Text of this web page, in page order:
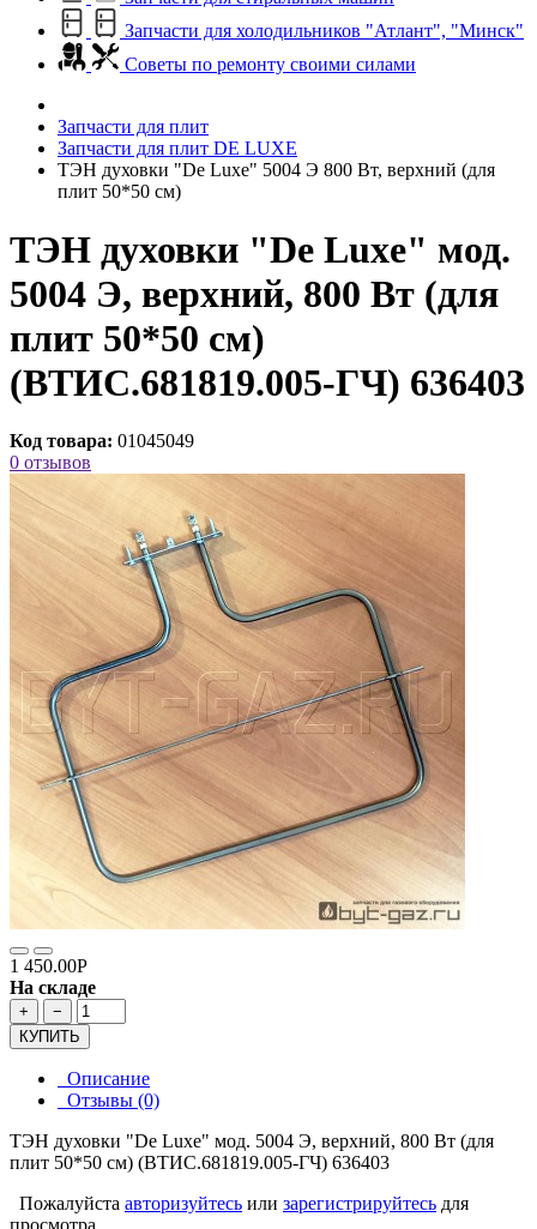
Запчасти для холодильников "Атлант", "Минск"
Советы по ремонту своими силами
Запчасти для плит
Запчасти для плит DE LUXE
ТЭН духовки "De Luxe" 5004 Э 800 Вт, верхний (для
плит 50*50 см)
ТЭН духовки "De Luxe" мод.
5004 Э, верхний, 800 Вт (для
плит 50*50 см)
(ВТИС.681819.005-ГЧ) 636403
Код товара: 01045049
0 отзывов
1 450.00Р
На складе
+
−
КУПИТЬ
Описание
Отзывы (0)
ТЭН духовки "De Luxe" мод. 5004 Э, верхний, 800 Вт (для
плит 50*50 см) (ВТИС.681819.005-ГЧ) 636403
Пожалуйста авторизуйтесь или зарегистрируйтесь для